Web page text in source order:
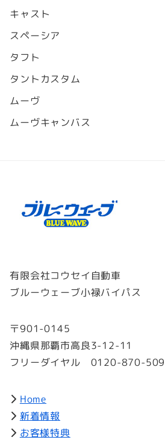
キャスト
スペーシア
タフト
タントカスタム
ムーヴ
ムーヴキャンバス
有限会社コウセイ自動車
ブルーウェーブ小禄バイパス
〒901-0145
沖縄県那覇市高良3-12-11
フリーダイヤル 0120-870-509
Home
新着情報
お客様特典